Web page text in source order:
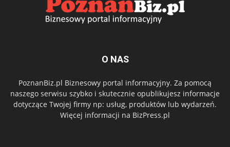
O NAS
PoznanBiz.pl Biznesowy portal informacyjny. Za pomocą
naszego serwisu szybko i skutecznie opublikujesz informacje
dotyczące Twojej firmy np: usług, produktów lub wydarzeń.
Więcej informacji na BizPress.pl